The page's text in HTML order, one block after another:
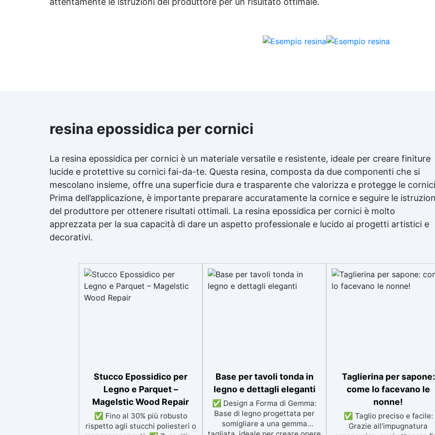
resina epossidica per cornici
La resina epossidica per cornici è un materiale versatile e resistente, ideale per creare finiture
lucide e protettive su cornici fai-da-te. Questa resina, composta da due componenti che si
mescolano insieme, offre una superficie dura e trasparente che valorizza e protegge le
Prima dell’applicazione, è importante preparare accuratamente la cornice e seguire le
del produttore per ottenere risultati ottimali. La resina epossidica per cornici è molto
apprezzata per la sua capacità di dare un aspetto professionale e lucido ai progetti artistici e
decorativi.
Stucco Epossidico per
Legno e Parquet –
Magelstic Wood Repair
✅ Fino al 30% più robusto
rispetto agli stucchi poliesteri o
Base per tavoli tonda in
legno e dettagli eleganti
✅ Design a Forma di Gemma:
Base di legno progettata per
somigliare a una gemma
Taglierina per sapone:
come lo facevano le
nonne!
✅ Taglio preciso e facile:
Grazie all’impugnatura